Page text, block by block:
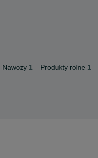
Nawozy 1 Produkty rolne 1